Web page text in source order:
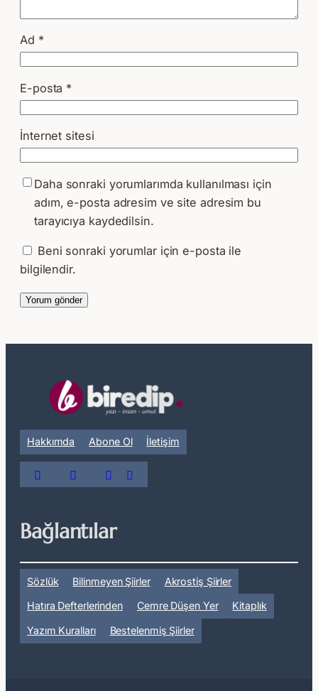
Ad *
E-posta *
İnternet sitesi
Daha sonraki yorumlarımda kullanılması için
adım, e-posta adresim ve site adresim bu
tarayıcıya kaydedilsin.
Beni sonraki yorumlar için e-posta ile
bilgilendir.
Hakkımda Abone Ol İletişim
Bağlantılar
Sözlük Bilinmeyen Şiirler Akrostiş Şiirler
Hatıra Defterlerinden Cemre Düşen Yer Kitaplık
Yazım Kuralları Bestelenmiş Şiirler